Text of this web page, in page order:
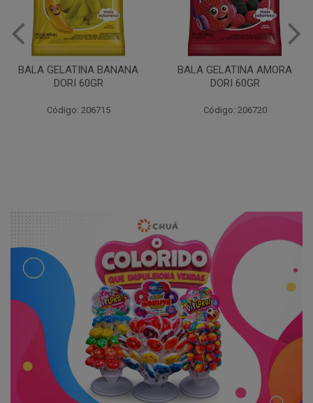
BALA GELATINA AMORA
DORI 60GR
Código: 206720
BALA GELATINA URSO DORI
60GR